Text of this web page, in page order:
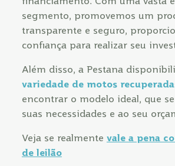
segmento, promovemos um
transparente e seguro,
confiança para realizar seu
Além disso, a Pestana
variedade de motos
encontrar o modelo ideal, que
suas necessidades e ao seu
Veja se realmente vale a pena
de leilão